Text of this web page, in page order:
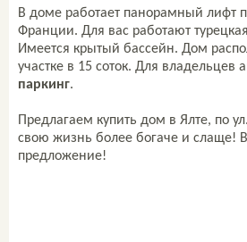
В доме работает панорамный лифт
Франции. Для вас работают
Имеется крытый бассейн. Дом
участке в 15 соток. Для владельцев
паркинг.
Предлагаем купить дом в Ялте, по
свою жизнь более богаче и слаще!
предложение!